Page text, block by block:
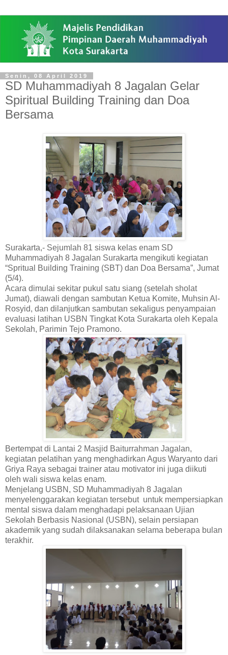
Senin, 08 April 2019
SD Muhammadiyah 8 Jagalan Gelar
Spiritual Building Training dan Doa
Bersama
Surakarta,- Sejumlah 81 siswa kelas enam SD
Muhammadiyah 8 Jagalan Surakarta mengikuti kegiatan
“Spritual Building Training (SBT) dan Doa Bersama”, Jumat
(5/4).
Acara dimulai sekitar pukul satu siang (setelah sholat
Jumat), diawali dengan sambutan Ketua Komite, Muhsin Al-
Rosyid, dan dilanjutkan sambutan sekaligus penyampaian
evaluasi latihan USBN Tingkat Kota Surakarta oleh Kepala
Sekolah, Parimin Tejo Pramono.
Bertempat di Lantai 2 Masjid Baiturrahman Jagalan,
kegiatan pelatihan yang menghadirkan Agus Waryanto dari
Griya Raya sebagai trainer atau motivator ini juga diikuti
oleh wali siswa kelas enam.
Menjelang USBN, SD Muhammadiyah 8 Jagalan
menyelenggarakan kegiatan tersebut untuk mempersiapkan
mental siswa dalam menghadapi pelaksanaan Ujian
Sekolah Berbasis Nasional (USBN), selain persiapan
akademik yang sudah dilaksanakan selama beberapa bulan
terakhir.